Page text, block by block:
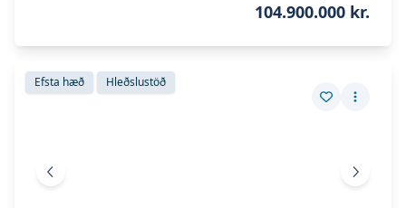
104.900.000 kr.
Skoða eigninaKlukkurimi 93
Efsta hæð Hleðslustöð
Vista eign
Fleiri
Skoða eigninaKlukkurimi 93
Fyrri mynd Næsta